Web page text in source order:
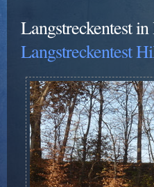
Langstreckentest
Langstreckentest